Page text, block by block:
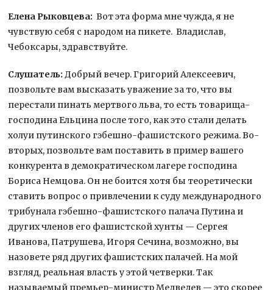
Елена Рыковцева: Вот эта форма мне чужда, я не
чувствую себя с народом на пикете. Владислав,
Чебоксары, здравствуйте.
Слушатель:Добрый вечер. Григорий Алексеевич,
позвольте вам высказать уважение за то, что вы
перестали пинать мертвого льва, то есть товарища-
господина Ельцина после того, как это стали делать
холуи путинского гэбешно-фашистского режима. Во-
вторых, позвольте вам поставить в пример вашего
конкурента в демократическом лагере господина
Бориса Немцова. Он не боится хотя бы теоретически
ставить вопрос о привлечении к суду международного
трибунала гэбешно-фашистского палача Путина и
других членов его фашистской хунты — Сергея
Иванова, Патрушева, Игоря Сечина, возможно, вы
назовете ряд других фашистских палачей. На мой
взгляд, реальная власть у этой четверки. Так
называемый премьер-министр Медведев — это скорее